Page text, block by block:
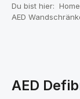
Du bist hier: Home
AED
AED